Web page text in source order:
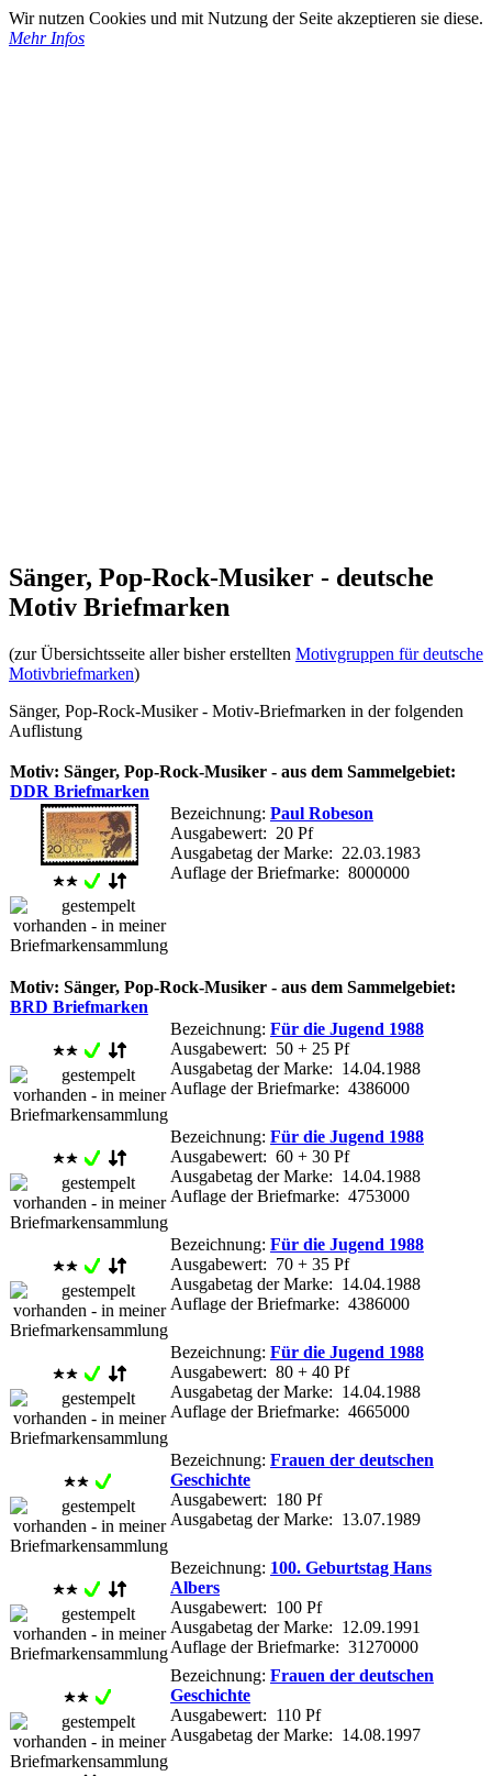
Wir nutzen Cookies und mit Nutzung der Seite akzeptieren sie diese.
Mehr Infos
Sänger, Pop-Rock-Musiker - deutsche
Motiv Briefmarken
(zur Übersichtsseite aller bisher erstellten Motivgruppen für deutsche
Motivbriefmarken)
Sänger, Pop-Rock-Musiker - Motiv-Briefmarken in der folgenden
Auflistung
Motiv: Sänger, Pop-Rock-Musiker - aus dem Sammelgebiet:
DDR Briefmarken
Bezeichnung: Paul Robeson
Ausgabewert: 20 Pf
Ausgabetag der Marke: 22.03.1983
Auflage der Briefmarke: 8000000
Motiv: Sänger, Pop-Rock-Musiker - aus dem Sammelgebiet:
BRD Briefmarken
Bezeichnung: Für die Jugend 1988
Ausgabewert: 50 + 25 Pf
Ausgabetag der Marke: 14.04.1988
Auflage der Briefmarke: 4386000
Bezeichnung: Für die Jugend 1988
Ausgabewert: 60 + 30 Pf
Ausgabetag der Marke: 14.04.1988
Auflage der Briefmarke: 4753000
Bezeichnung: Für die Jugend 1988
Ausgabewert: 70 + 35 Pf
Ausgabetag der Marke: 14.04.1988
Auflage der Briefmarke: 4386000
Bezeichnung: Für die Jugend 1988
Ausgabewert: 80 + 40 Pf
Ausgabetag der Marke: 14.04.1988
Auflage der Briefmarke: 4665000
Bezeichnung: Frauen der deutschen
Geschichte
Ausgabewert: 180 Pf
Ausgabetag der Marke: 13.07.1989
Bezeichnung: 100. Geburtstag Hans
Albers
Ausgabewert: 100 Pf
Ausgabetag der Marke: 12.09.1991
Auflage der Briefmarke: 31270000
Bezeichnung: Frauen der deutschen
Geschichte
Ausgabewert: 110 Pf
Ausgabetag der Marke: 14.08.1997